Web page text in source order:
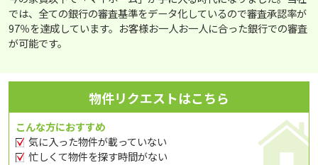
では、全ての銀行の審査基準をデータ化しているので審査承認率が
97％を達成しています。お客様お一人お一人に合った銀行での審査
が可能です。
物件リクエストはこちら
こんな方におすすめ
気に入った物件が載っていない
忙しくて物件を探す時間がない